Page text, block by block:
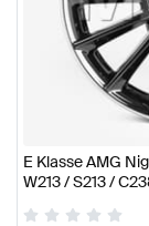
E Klasse AMG
W213 / S213 /